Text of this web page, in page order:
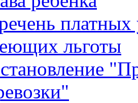
платных
льготы